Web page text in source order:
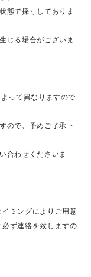
態で採寸しておりま
じる場合がございま
って異なりますので
ので、予めご了承下
合わせくださいま
ミングによりご用意
ず連絡を致しますの